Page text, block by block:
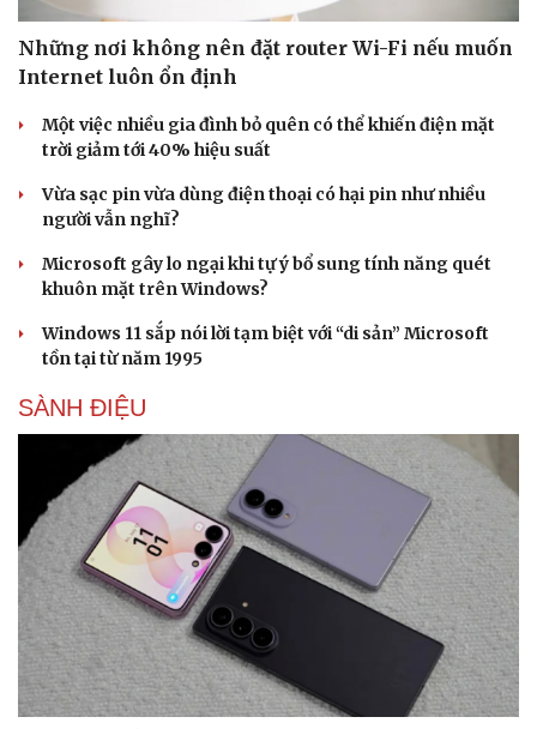
Những nơi không nên đặt router Wi-Fi nếu muốn
Internet luôn ổn định
Một việc nhiều gia đình bỏ quên có thể khiến điện mặt
trời giảm tới 40% hiệu suất
Vừa sạc pin vừa dùng điện thoại có hại pin như nhiều
người vẫn nghĩ?
Microsoft gây lo ngại khi tự ý bổ sung tính năng quét
khuôn mặt trên Windows?
Windows 11 sắp nói lời tạm biệt với “di sản” Microsoft
tồn tại từ năm 1995
SÀNH ĐIỆU